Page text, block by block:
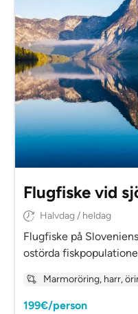
Flugfiske vid
Halvdag / heldag
Flugfiske på
ostörda
Marmoröring, harr,
199€/person